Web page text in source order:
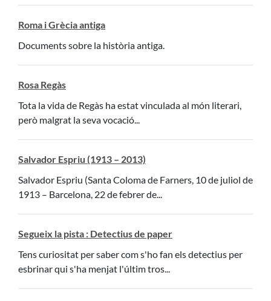
Roma i Grècia antiga
Documents sobre la història antiga.
Rosa Regàs
Tota la vida de Regàs ha estat vinculada al món literari,
però malgrat la seva vocació...
Salvador Espriu (1913 – 2013)
Salvador Espriu (Santa Coloma de Farners, 10 de juliol de
1913 – Barcelona, 22 de febrer de...
Segueix la pista : Detectius de paper
Tens curiositat per saber com s'ho fan els detectius per
esbrinar qui s'ha menjat l'últim tros...